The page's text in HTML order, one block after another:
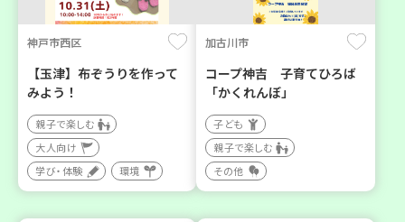
神戸市西区
【玉津】布ぞうりを作って
みよう！
親子で楽しむ
大人向け
学び・体験
環境
加古川市
コープ神吉 子育てひろば
「かくれんぼ」
子ども
親子で楽しむ
その他